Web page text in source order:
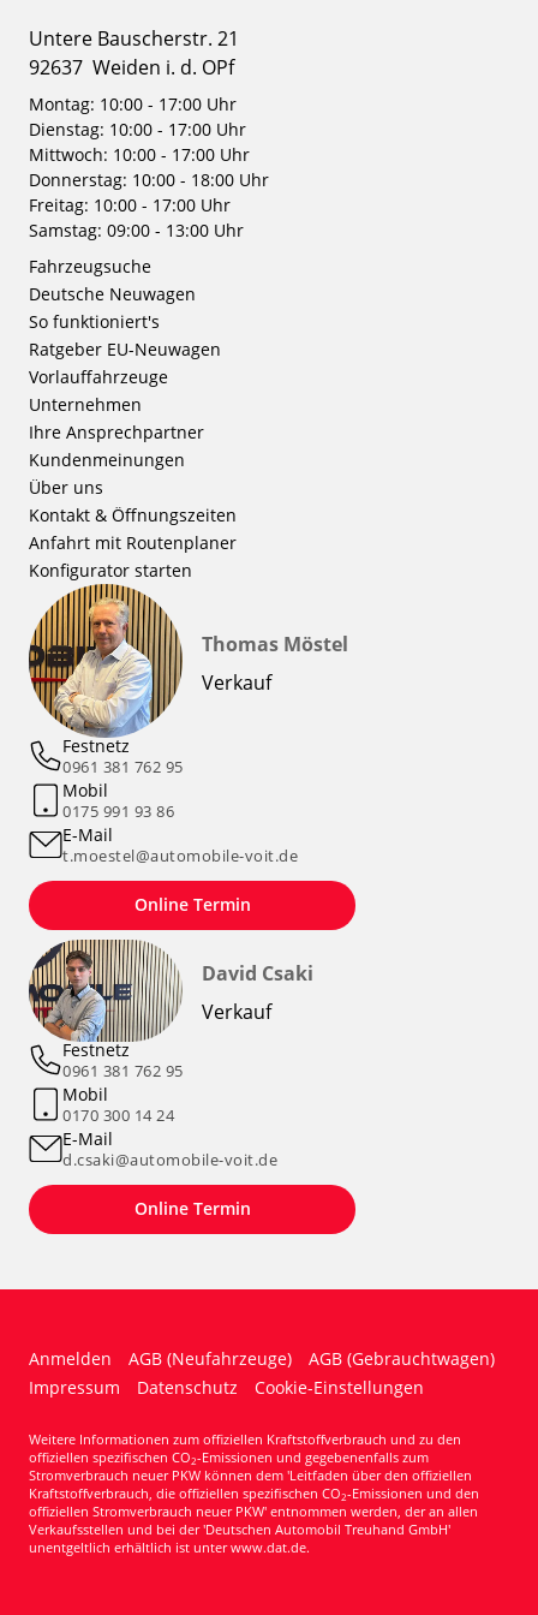
Untere Bauscherstr. 21
92637 Weiden i. d. OPf
Montag: 10:00 - 17:00 Uhr
Dienstag: 10:00 - 17:00 Uhr
Mittwoch: 10:00 - 17:00 Uhr
Donnerstag: 10:00 - 18:00 Uhr
Freitag: 10:00 - 17:00 Uhr
Samstag: 09:00 - 13:00 Uhr
Fahrzeugsuche
Deutsche Neuwagen
So funktioniert's
Ratgeber EU-Neuwagen
Vorlauffahrzeuge
Unternehmen
Ihre Ansprechpartner
Kundenmeinungen
Über uns
Kontakt & Öffnungszeiten
Anfahrt mit Routenplaner
Konfigurator starten
Thomas Möstel
Verkauf
Festnetz
0961 381 762 95
Mobil
0175 991 93 86
E-Mail
t.moestel@automobile-voit.de
Online Termin
David Csaki
Verkauf
Festnetz
0961 381 762 95
Mobil
0170 300 14 24
E-Mail
d.csaki@automobile-voit.de
Online Termin
Anmelden AGB (Neufahrzeuge)
AGB (Gebrauchtwagen)
Impressum
Datenschutz Cookie-Einstellungen
Weitere Informationen zum offiziellen Kraftstoffverbrauch und zu den
offiziellen spezifischen CO2-Emissionen und gegebenenfalls zum
Stromverbrauch neuer PKW können dem 'Leitfaden über den offiziellen
Kraftstoffverbrauch, die offiziellen spezifischen CO2-Emissionen und den
offiziellen Stromverbrauch neuer PKW' entnommen werden, der an allen
Verkaufsstellen und bei der 'Deutschen Automobil Treuhand GmbH'
unentgeltlich erhältlich ist unter www.dat.de.